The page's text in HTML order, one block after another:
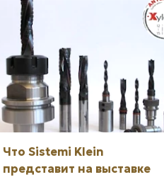
области производства
древесных плит. Помимо всего
прочего ...
Что Sistemi Klein
представит на выставке